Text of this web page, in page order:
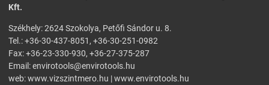
Kft.
Székhely: 2624 Szokolya, Petőfi Sándor u. 8.
Tel.: +36-30-437-8051, +36-30-251-0982
Fax: +36-23-330-930, +36-27-375-287
Email:envirotools@envirotools.hu
web:www.vizszintmero.hu |www.envirotools.hu